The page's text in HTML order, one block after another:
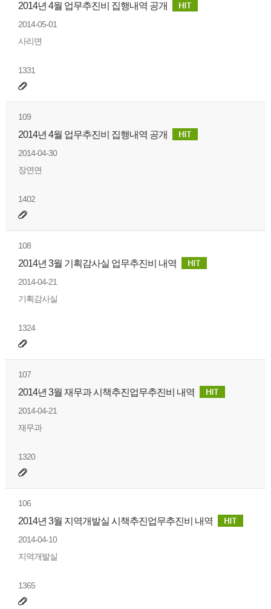
2014년 4월 업무추진비 집행내역 공개
2014-05-01
사리면
1331
109
2014년 4월 업무추진비 집행내역 공개
2014-04-30
장연면
1402
108
2014년 3월 기획감사실 업무추진비 내역
2014-04-21
기획감사실
1324
107
2014년 3월 재무과 시책추진업무추진비 내역
2014-04-21
재무과
1320
106
2014년 3월 지역개발실 시책추진업무추진비 내역
2014-04-10
지역개발실
1365